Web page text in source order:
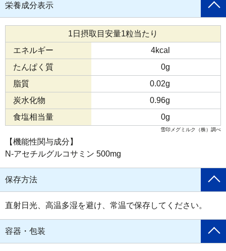
栄養成分表示
1日摂取目安量1粒当たり
エネルギー
4kcal
たんぱく質
0g
脂質
0.02g
炭水化物
0.96g
食塩相当量
0g
雪印メグミルク（株）調べ
【機能性関与成分】
N-アセチルグルコサミン 500mg
保存方法
直射日光、高温多湿を避け、常温で保存してください。
容器・包装